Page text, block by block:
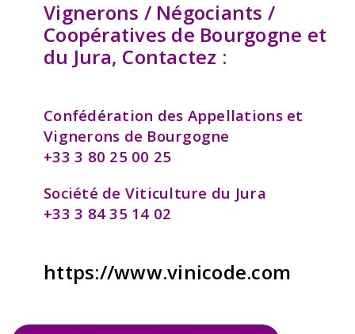
Vignerons / Négociants /
Coopératives de Bourgogne et
du Jura, Contactez :
Confédération des Appellations et
Vignerons de Bourgogne
+33 3 80 25 00 25
Société de Viticulture du Jura
+33 3 84 35 14 02
https://www.vinicode.com